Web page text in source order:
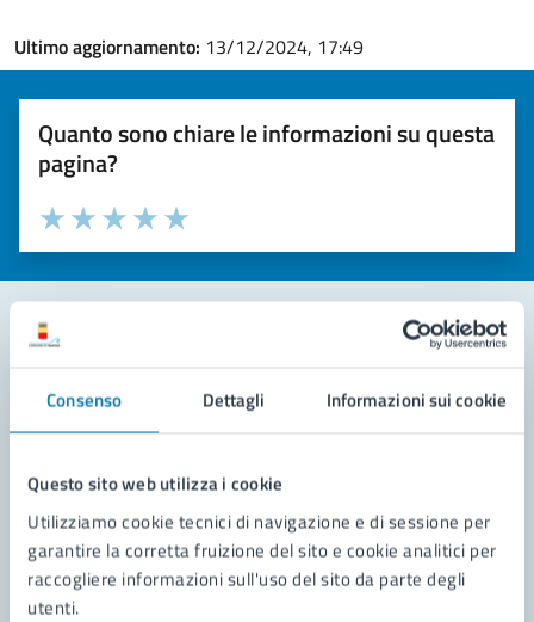
Consenso Dettagli Informazioni sui cookie
Questo sito web utilizza i cookie
Utilizziamo cookie tecnici di navigazione e di sessione per
garantire la corretta fruizione del sito e cookie analitici per
raccogliere informazioni sull'uso del sito da parte degli
utenti.
Ultimo aggiornamento: 13/12/2024, 17:49
Quanto sono chiare le informazioni su questa
pagina?
Valuta la chiarezza delle informazioni (da 1 a 5 stelle)
Seleziona il numero di stelle per valutare la chiarezza delle
Valuta 5 stelle su 5
Valuta 4 stelle su 5
Valuta 3 stelle su 5
Valuta 2 stelle su 5
Valuta 1 stelle su 5
Leggi le domande frequenti
Richiedi assistenza
Prenota appuntamento
Problemi in città